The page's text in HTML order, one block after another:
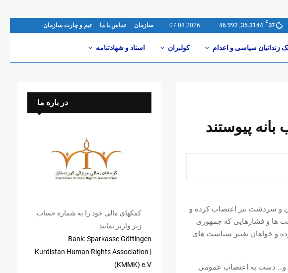
37
C
35.3144, 46.992
07.08.2026 سازمان تماس با ما تیم و چارت سازمان
زندانیان سیاسی و اعدام کولبران اسناد و شهادتنامە
پیوستند
و سردشت نیز اعتصاب کرده و
ها و فشارهایی که جمهوری
و خواهان تغییر سیاست های
و… دست بە اعتصاب عمومی
در باره ما
کمکهای مالی خود را به شماره حساب
زیر واریز نمایید
Bank: Sparkasse Göttingen
| Kurdistan Human Rights Association
(KMMK) e.V